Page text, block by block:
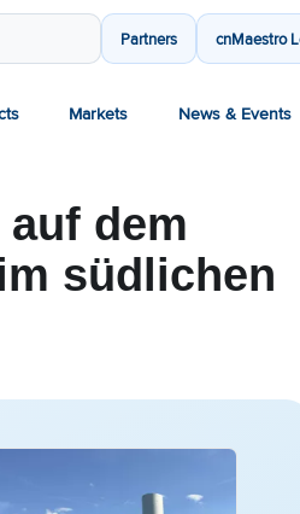
Partners cnMaestro
Markets News & Events
dem
südlichen